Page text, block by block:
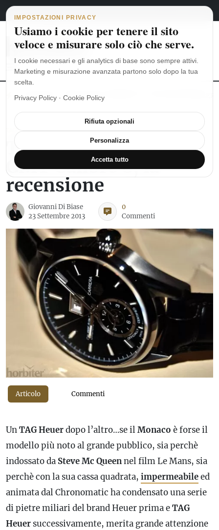
Vai al contenuto
Navigazione principale
6 agosto 2026 italiano
MoonSwatch: dalle origini al MISSION TO THE MOONPHASE
TAG HEUER
TAG Heuer Carrera
GMT Calibre 8, la
recensione
Giovanni Di Biase
23 Settembre 2013
0
Commenti
Articolo Commenti
UnTAG Heuerdopo l’altro…se ilMonaco è forse il
modello più noto al grande pubblico, sia perchè
indossato da Steve Mc Queennel film Le Mans, sia
perchè con la sua cassa quadrata, impermeabileed
animata dal Chronomatic ha condensato una serie
di pietre miliari del brand Heuer prima eTAG
Heuer successivamente, merita grande attenzione
IMPOSTAZIONI PRIVACY
Usiamo i cookie per tenere il sito
veloce e misurare solo ciò che serve.
I cookie necessari e gli analytics di base sono sempre attivi.
Marketing e misurazione avanzata partono solo dopo la tua
scelta.
Privacy Policy · Cookie Policy
Rifiuta opzionali
Personalizza
Accetta tutto